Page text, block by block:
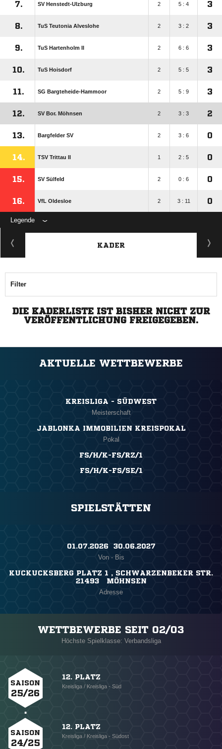
7. SV Henstedt-Ulzburg 2 5 : 4 3
8. TuS Teutonia Alveslohe 2 3 : 2 3
9. TuS Hartenholm II 2 6 : 6 3
10. TuS Hoisdorf 2 5 : 5 3
11. SG Bargteheide-Hammoor 2 5 : 9 3
12. SV Bor. Möhnsen 2 3 : 3 2
13. Bargfelder SV 2 3 : 6 0
14. TSV Trittau II 1 2 : 5 0
15. SV Sülfeld 2 0 : 6 0
16. VfL Oldesloe 2 3 : 11 0
Legende
KADER
Filter
DIE KADERLISTE IST BISHER NICHT ZUR
VERÖFFENTLICHUNG FREIGEGEBEN.
AKTUELLE WETTBEWERBE
KREISLIGA - SÜDWEST
Meisterschaft
JABLONKA IMMOBILIEN KREISPOKAL
Pokal
FS/H/K-FS/RZ/1
FS/H/K-FS/SE/1
SPIELSTÄTTEN
01.07.2026 ​ 30.06.2027
Von - Bis
KUCKUCKSBERG PLATZ 1 , SCHWARZENBEKER STR.
21493 MÖHNSEN
Adresse
WETTBEWERBE SEIT 02/03
Höchste Spielklasse: Verbandsliga
SAISON
25/26
12. PLATZ
Kreisliga / Kreisliga - Süd
SAISON
24/25
12. PLATZ
Kreisliga / Kreisliga - Südost